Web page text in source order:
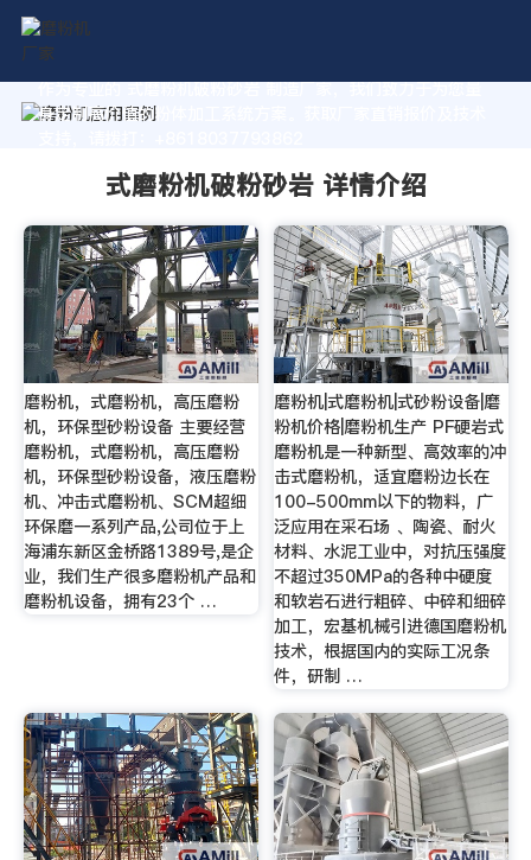
作为专业的 式磨粉机破粉砂岩 制造厂家，我们致力于为您量
身定制高价值的粉体加工系统方案。获取厂家直销报价及技术
式磨粉机破粉砂岩 详情介绍
磨粉机，式磨粉机，高压磨粉
机，环保型砂粉设备 主要经营
磨粉机，式磨粉机，高压磨粉
机，环保型砂粉设备，液压磨粉
机、冲击式磨粉机、SCM超细
环保磨一系列产品,公司位于上
海浦东新区金桥路1389号,是企
业，我们生产很多磨粉机产品和
磨粉机设备，拥有23个 …
磨粉机|式磨粉机|式砂粉设备|磨
粉机价格|磨粉机生产 PF硬岩式
磨粉机是一种新型、高效率的冲
击式磨粉机，适宜磨粉边长在
100-500mm以下的物料，广
泛应用在采石场 、陶瓷、耐火
材料、水泥工业中，对抗压强度
不超过350MPa的各种中硬度
和软岩石进行粗碎、中碎和细碎
加工，宏基机械引进德国磨粉机
技术，根据国内的实际工况条
件，研制 …